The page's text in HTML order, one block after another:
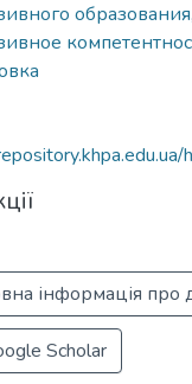
інформація про
Scholar